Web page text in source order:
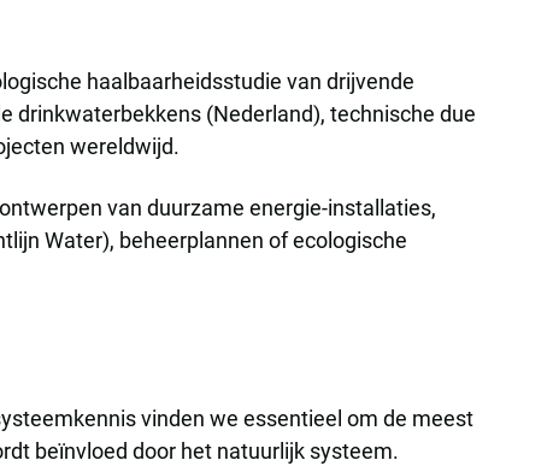
haalbaarheidsstudie van drijvende
drinkwaterbekkens (Nederland), technische due
wereldwijd.
van duurzame energie-installaties,
Water), beheerplannen of ecologische
vinden we essentieel om de meest
beïnvloed door het natuurlijk systeem.